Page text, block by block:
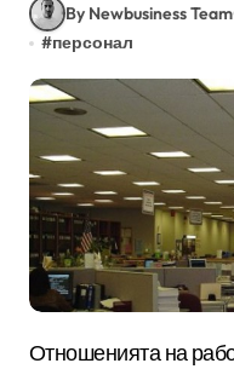
By Newbusiness Team
#персонал
Отношенията на работното място трябва да се